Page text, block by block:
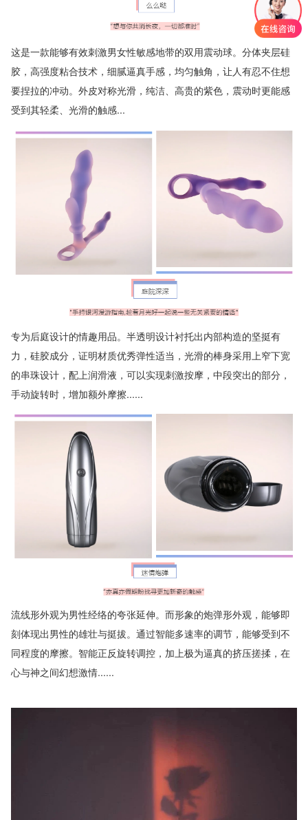
这是一款能够有效刺激男女性敏感地带的双用震动球。分体夹层硅
胶，高强度粘合技术，细腻逼真手感，均匀触角，让人有忍不住想
要捏拉的冲动。外皮对称光滑，纯洁、高贵的紫色，震动时更能感
受到其轻柔、光滑的触感...
专为后庭设计的情趣用品。半透明设计衬托出内部构造的坚挺有
力，硅胶成分，证明材质优秀弹性适当，光滑的棒身采用上窄下宽
的串珠设计，配上润滑液，可以实现刺激按摩，中段突出的部分，
手动旋转时，增加额外摩擦......
流线形外观为男性经络的夸张延伸。而形象的炮弹形外观，能够即
刻体现出男性的雄壮与挺拔。通过智能多速率的调节，能够受到不
同程度的摩擦。智能正反旋转调控，加上极为逼真的挤压搓揉，在
心与神之间幻想激情......